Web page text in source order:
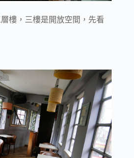
樓，三樓是開放空間，先看